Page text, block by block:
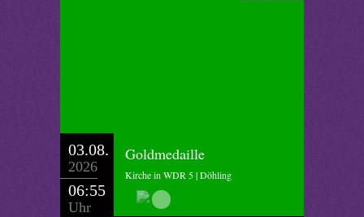
03.08.
2026
06:55
Uhr
Goldmedaille
Kirche in WDR 5 | Döhling